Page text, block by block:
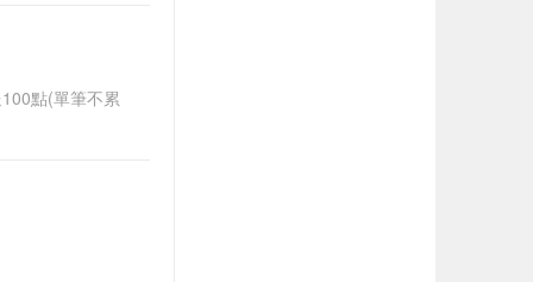
點(單筆不累